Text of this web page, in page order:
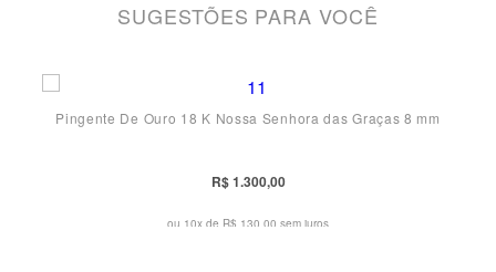
SUGESTÕES PARA VOCÊ
Pingente De Ouro 18 K Nossa Senhora das Graças 8 mm
R$ 1.300,00
ou 10x de R$ 130,00 sem juros